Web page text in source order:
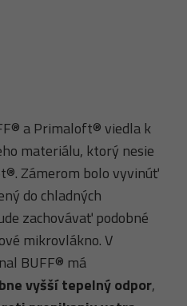
a Primaloft® viedla k
materiálu, ktorý nesie
Zámerom bolo vyvinúť
do chladných
zachovávať podobné
mikrovlákno. V
BUFF® má
vyšší tepelný odpor,